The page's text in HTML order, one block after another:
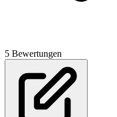
5 Bewertungen